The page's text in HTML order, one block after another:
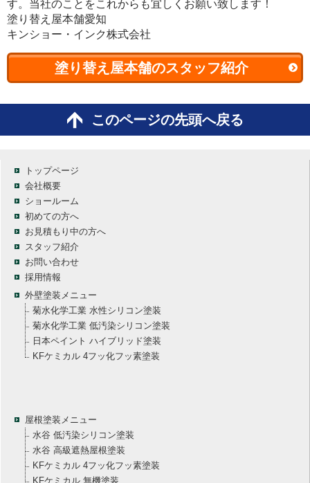
す。当社のことをこれからも宜しくお願い致します！
塗り替え屋本舗愛知
キンショー・インク株式会社
塗り替え屋本舗のスタッフ紹介
このページの先頭へ戻る
トップページ
会社概要
ショールーム
初めての方へ
お見積もり中の方へ
スタッフ紹介
お問い合わせ
採用情報
外壁塗装メニュー
菊水化学工業 水性シリコン塗装
菊水化学工業 低汚染シリコン塗装
日本ペイント ハイブリッド塗装
KFケミカル 4フッ化フッ素塗装
屋根塗装メニュー
水谷 低汚染シリコン塗装
水谷 高級遮熱屋根塗装
KFケミカル 4フッ化フッ素塗装
KFケミカル 無機塗装